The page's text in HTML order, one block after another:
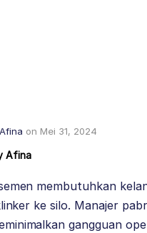
Afina on Mei 31, 2024
Afina
membutuhkan
ke silo. Manajer
gangguan